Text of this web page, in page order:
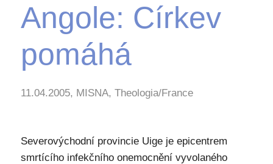
Angole: Církev
pomáhá
11.04.2005, MISNA, Theologia/France
Severovýchodní provincie Uige je epicentrem
smrtícího infekčního onemocnění vyvolaného